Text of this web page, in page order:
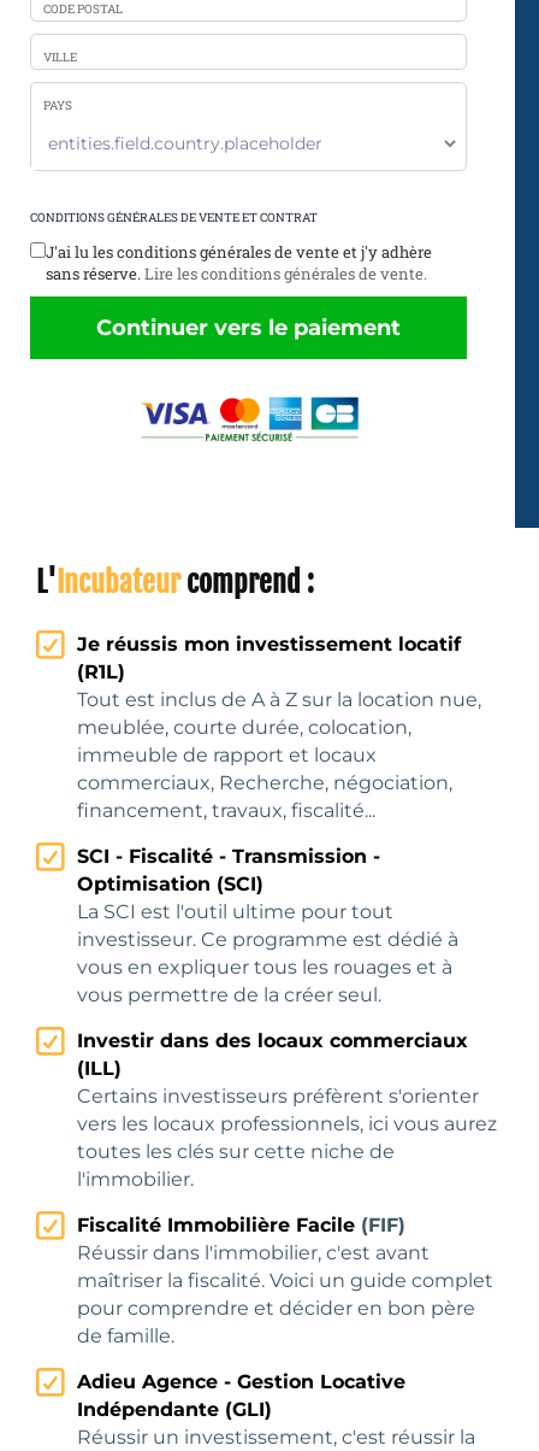
CODE POSTAL
VILLE
PAYS
CONDITIONS GÉNÉRALES DE VENTE ET CONTRAT
J'ai lu les conditions générales de vente et j'y adhère
sans réserve.Lire les conditions générales de vente.
Continuer vers le paiement
L' Incubateurcomprend :
Je réussis mon investissement locatif
(R1L)
Tout est inclus de A à Z sur la location nue,
meublée, courte durée, colocation,
immeuble de rapport et locaux
commerciaux, Recherche, négociation,
financement, travaux, fiscalité...
SCI - Fiscalité - Transmission -
Optimisation (SCI)
La SCI est l'outil ultime pour tout
investisseur. Ce programme est dédié à
vous en expliquer tous les rouages et à
vous permettre de la créer seul.
Investir dans des locaux commerciaux
(ILL)
Certains investisseurs préfèrent s'orienter
vers les locaux professionnels, ici vous aurez
toutes les clés sur cette niche de
l'immobilier.
Fiscalité Immobilière Facile (FIF)
Réussir dans l'immobilier, c'est avant
maîtriser la fiscalité. Voici un guide complet
pour comprendre et décider en bon père
de famille.
Adieu Agence - Gestion Locative
Indépendante (GLI)
Réussir un investissement, c'est réussir la